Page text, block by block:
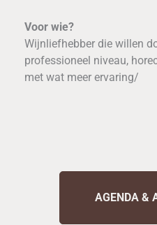
Voor wie?
Wijnliefhebber die willen
professioneel niveau,
met wat meer ervaring/
AGENDA &